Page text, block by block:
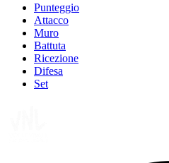
Punteggio
Attacco
Muro
Battuta
Ricezione
Difesa
Set